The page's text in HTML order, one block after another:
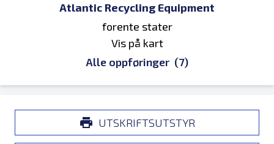
Atlantic Recycling Equipment
forente stater
Vis på kart
Alle oppføringer (7)
UTSKRIFTSUTSTYR